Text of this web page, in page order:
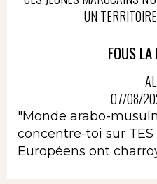
UN
FOUS
07/08/
"Monde arabo-
concentre-toi sur TES
Européens ont